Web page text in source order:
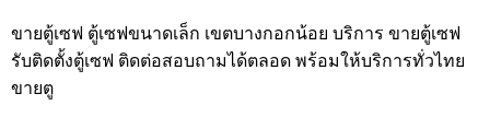
ขายตู้เซฟ ตู้เซฟขนาดเล็ก เขตบางกอกน้อย บริการ ขายตู้เซฟ
รับติดตั้งตู้เซฟ ติดต่อสอบถามได้ตลอด พร้อมให้บริการทั่วไทย
ขายตู